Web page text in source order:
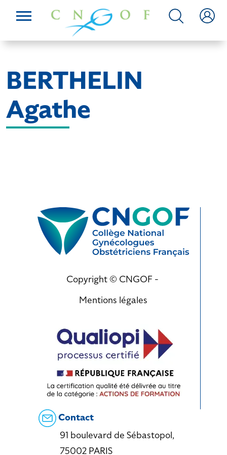
BERTHELIN
Agathe
Copyright © CNGOF -
Mentions légales
Contact
91 boulevard de Sébastopol,
75002 PARIS